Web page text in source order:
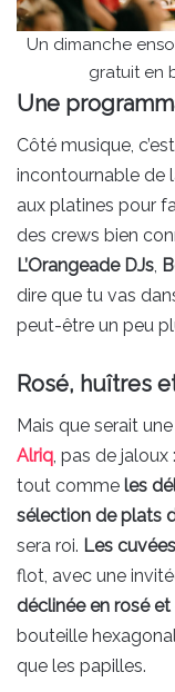
Un dimanche
gratuit en
Une
Côté musique,
incontournable de
aux platines pour
des crews bien
L’Orangeade DJs,
dire que tu vas
peut-être un peu
Rosé, huîtres
Mais que serait
Alriq, pas de jaloux :
tout comme les
sélection de plats
sera roi. Les
flot, avec une
déclinée en rosé
bouteille
que les papilles.